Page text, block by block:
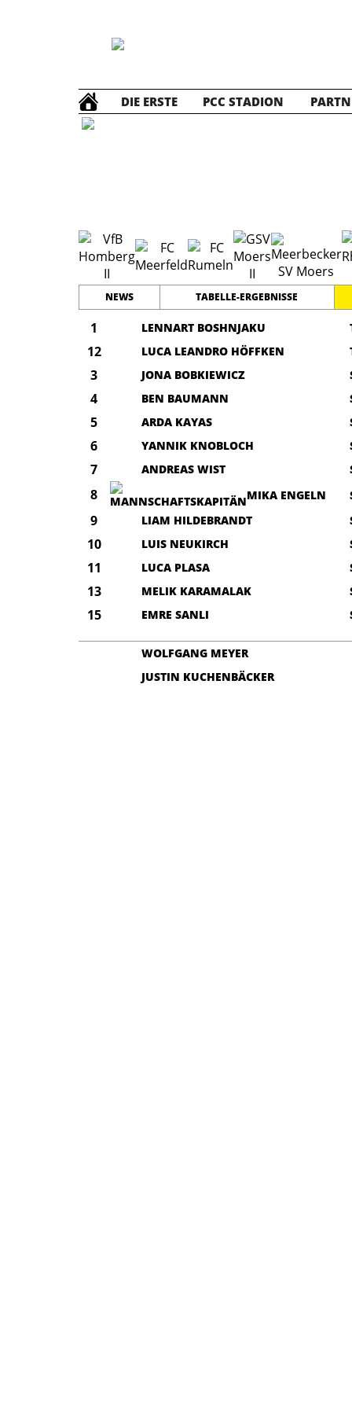
DIE ERSTE PCC STADION
NEWS TABELLE-ERGEBNISSE
1 LENNART BOSHNJAKU
12 LUCA LEANDRO HÖFFKEN
3 JONA BOBKIEWICZ
4 BEN BAUMANN
5 ARDA KAYAS
6 YANNIK KNOBLOCH
7 ANDREAS WIST
8 MIKA ENGELN
9 LIAM HILDEBRANDT
10 LUIS NEUKIRCH
11 LUCA PLASA
13 MELIK KARAMALAK
15 EMRE SANLI
WOLFGANG MEYER
JUSTIN KUCHENBÄCKER